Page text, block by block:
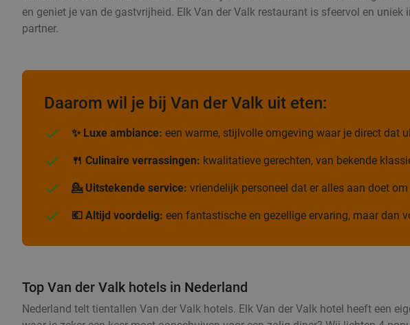
en geniet je van de gastvrijheid. Elk Van der Valk restaurant is sfeervol en
partner.
Daarom wil je bij Van der Valk uit eten:
✨ Luxe ambiance: een warme, stijlvolle omgeving waar je direct dat
🍴 Culinaire verrassingen: kwalitatieve gerechten, van bekende
💁 Uitstekende service: vriendelijk personeel dat er alles aan doet
💶 Altijd voordelig: een fantastische en gezellige ervaring, maar dan
Top Van der Valk hotels in Nederland
Nederland telt tientallen Van der Valk hotels. Elk Van der Valk hotel heeft een